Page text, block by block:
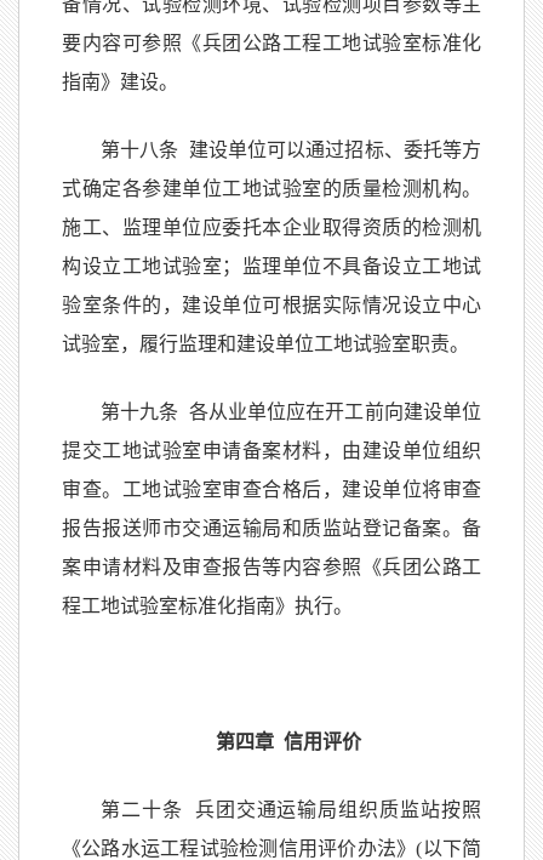
备情况、试验检测环境、试验检测项目参数等主
要内容可参照《兵团公路工程工地试验室标准化
指南》建设。
第十八条 建设单位可以通过招标、委托等方
式确定各参建单位工地试验室的质量检测机构。
施工、监理单位应委托本企业取得资质的检测机
构设立工地试验室；监理单位不具备设立工地试
验室条件的，建设单位可根据实际情况设立中心
试验室，履行监理和建设单位工地试验室职责。
第十九条 各从业单位应在开工前向建设单位
提交工地试验室申请备案材料，由建设单位组织
审查。工地试验室审查合格后，建设单位将审查
报告报送师市交通运输局和质监站登记备案。备
案申请材料及审查报告等内容参照《兵团公路工
程工地试验室标准化指南》执行。
第四章 信用评价
第二十条 兵团交通运输局组织质监站按照
《公路水运工程试验检测信用评价办法》(以下简